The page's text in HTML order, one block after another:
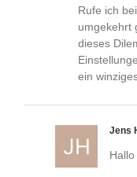
Rufe ich
umgekehrt
dieses
ein
Jens
Hallo